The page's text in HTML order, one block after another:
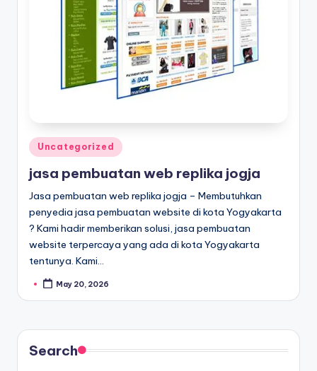
Uncategorized
jasa pembuatan web replika jogja
Jasa pembuatan web replika jogja – Membutuhkan
penyedia jasa pembuatan website di kota Yogyakarta
? Kami hadir memberikan solusi, jasa pembuatan
website terpercaya yang ada di kota Yogyakarta
tentunya. Kami…
May 20, 2026
Search